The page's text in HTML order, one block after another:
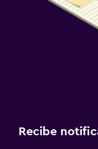
Recibe